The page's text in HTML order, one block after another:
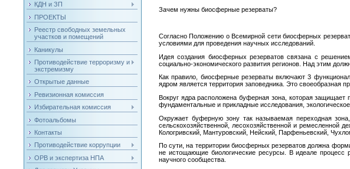
КДН и ЗП
ПРОЕКТЫ
Реестр свободных земельных
участков и помещений
Каникулы
Противодействие терроризму и
экстремизму
Открытые данные
Ревизионная комиссия
Избирательная комиссия
Фотоальбомы
Контакты
Противодействие коррупции
ОРВ и экспертиза НПА
Зачем нужны биосферные резерваты?
Согласно Положению о Всемирной сети биосферных
условиями для проведения научных исследований.
Идея создания биосферных резерватов связана с
социально-экономического развития регионов. Над этим
Как правило, биосферные резерваты включают 3
ядром является территория заповедника. Это своеобразная
Вокруг ядра расположена буферная зона, которая защищает
фундаментальные и прикладные исследования,
Окружает буферную зону так называемая переходная
сельскохозяйственной, лесохозяйственной и ремесленной
Кологривский, Мантуровский, Нейский, Парфеньевский,
По сути, на территории биосферных резерватов должна
не истощающие биологические ресурсы. В идеале процесс
научного сообщества.